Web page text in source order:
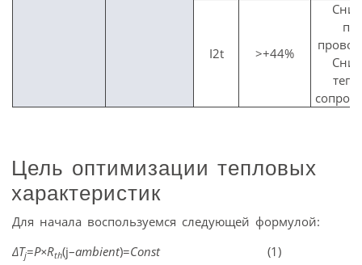
I2t >+44%
Цель оптимизации тепловых
характеристик
Для начала воспользуемся следующей формулой:
ΔTj=P×Rth(j–ambient)=Const(1)